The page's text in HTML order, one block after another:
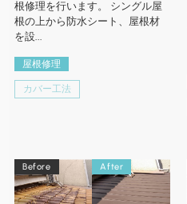
根修理を行います。 シングル屋
根の上から防水シート、屋根材
を設...
屋根修理
カバー工法
Before After